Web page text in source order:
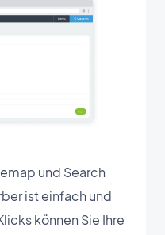
und Search
ist einfach und
können Sie Ihre